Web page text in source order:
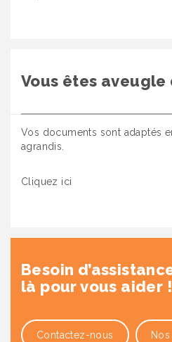
Vous êtes
Vos documents sont adaptés
agrandis.
Cliquez ici
Besoin
là pour vous aider !
Contactez-nous